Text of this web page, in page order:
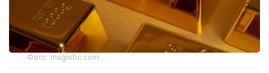
Фото: magnific.com